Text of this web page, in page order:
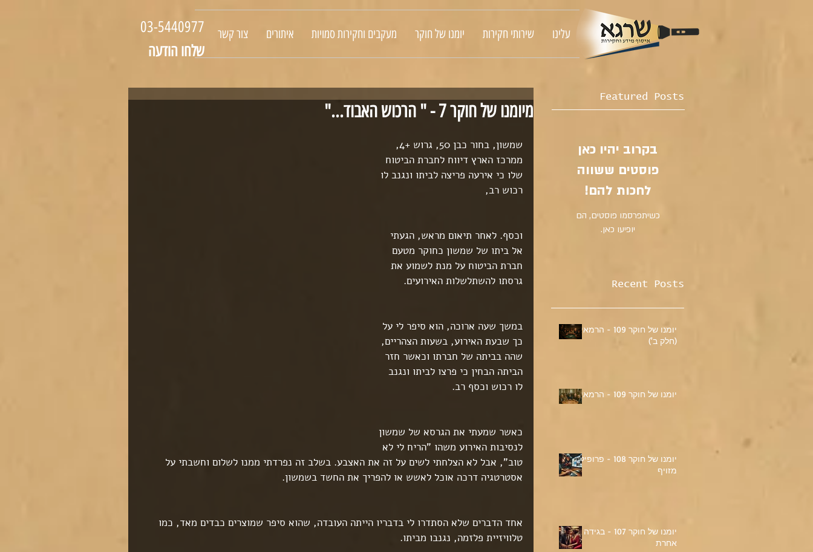
עלינו שירותי חקירות יומנו של חוקר מעקבים וחקירות סמויות איתורים צור קשר
03-5440977
שלחו הודעה
Featured Posts
בקרוב יהיו כאן
פוסטים ששווה
לחכות להם!
כשיתפרסמו פוסטים, הם
יופיעו כאן.
Recent Posts
יומנו של חוקר 109 - הרמאי
(חלק ב')
יומנו של חוקר 109 - הרמאי
יומנו של חוקר 108 - פרופיל
מזויף
יומנו של חוקר 107 - בגידה
אחרת
מיומנו של חוקר 7 - " הרכוש האבוד..."
שמשון, בחור כבן 50, גרוש +4,
ממרכז הארץ דיווח לחברת הביטוח
שלו כי אירעה פריצה לביתו ונגנב לו
רכוש רב,
וכסף. לאחר תיאום מראש, הגעתי
אל ביתו של שמשון כחוקר מטעם
חברת הביטוח על מנת לשמוע את
גרסתו להשתלשלות האירועים.
במשך שעה ארוכה, הוא סיפר לי על
כך שבעת האירוע, בשעות הצהריים,
שהה בביתה של חברתו וכאשר חזר
הביתה הבחין כי פרצו לביתו ונגנב
לו רכוש וכסף רב.
כאשר שמעתי את הגרסא של שמשון
לנסיבות האירוע משהו "הריח לי לא
טוב", אבל לא הצלחתי לשים על זה את האצבע. בשלב זה נפרדתי ממנו לשלום וחשבתי על
אסטרטגיה דרכה אוכל לאשש או להפריך את החשד בשמשון.
אחד הדברים שלא הסתדרו לי בדבריו הייתה העובדה, שהוא סיפר שמוצרים כבדים מאד, כמו
טלוויזיית פלזמה, נגנבו מביתו.